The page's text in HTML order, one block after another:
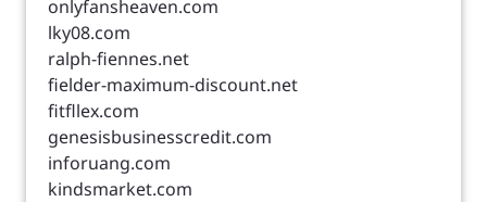
onlyfansheaven.com
lky08.com
ralph-fiennes.net
fielder-maximum-discount.net
fitfllex.com
genesisbusinesscredit.com
inforuang.com
kindsmarket.com